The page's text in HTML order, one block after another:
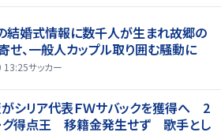
結婚式情報に数千人が生まれ故郷の
せ、一般人カップル取り囲む騒動に
13:25サッカー
がシリア代表ＦＷサバックを獲得へ 2
グ得点王 移籍金発生せず 歌手とし